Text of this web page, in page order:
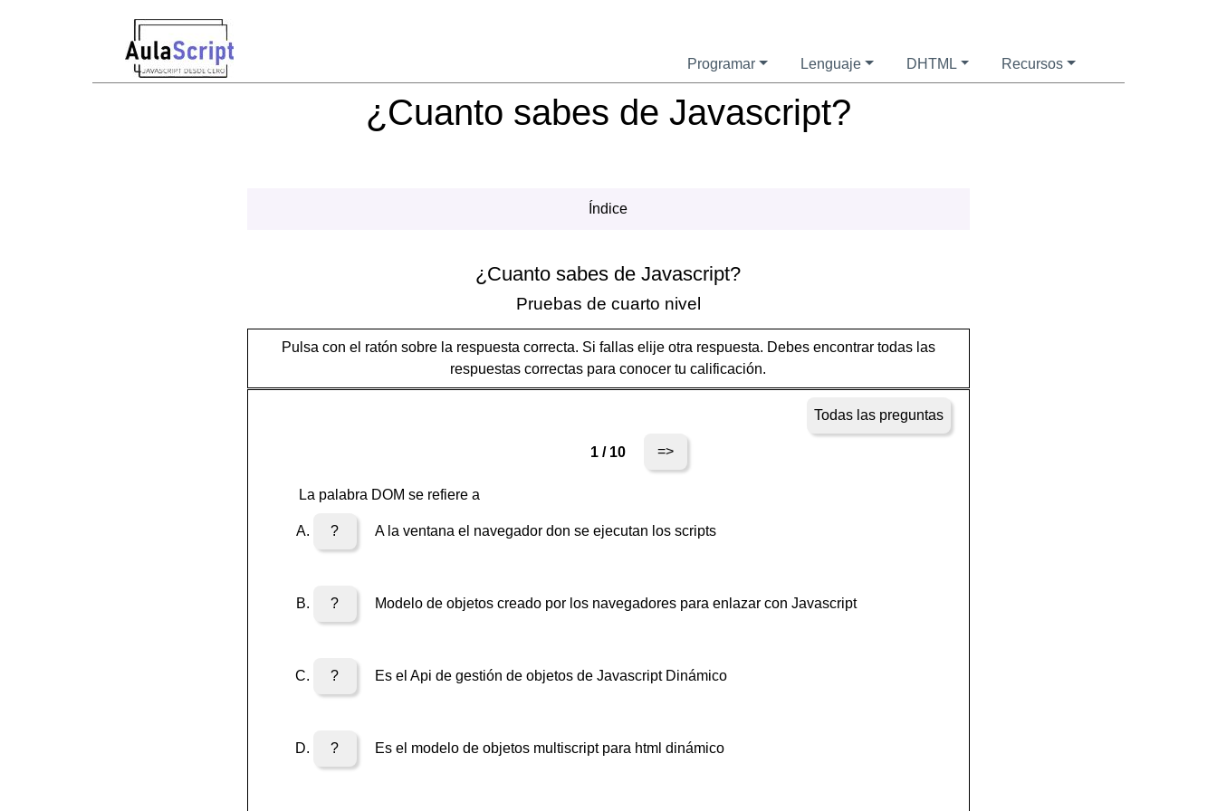
Programar Lenguaje DHTML Recursos
¿Cuanto sabes de Javascript?
Índice
¿Cuanto sabes de Javascript?
Pruebas de cuarto nivel
Pulsa con el ratón sobre la respuesta correcta. Si fallas elije otra respuesta. Debes encontrar todas las
respuestas correctas para conocer tu calificación.
Todas las preguntas
1 / 10 =>
La palabra DOM se refiere a
? A la ventana el navegador don se ejecutan los scripts
? Modelo de objetos creado por los navegadores para enlazar con Javascript
? Es el Api de gestión de objetos de Javascript Dinámico
? Es el modelo de objetos multiscript para html dinámico